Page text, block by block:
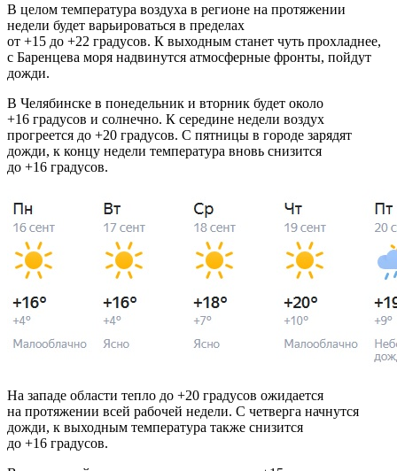
В целом температура воздуха в регионе на протяжении
недели будет варьироваться в пределах
от +15 до +22 градусов. К выходным станет чуть прохладнее,
с Баренцева моря надвинутся атмосферные фронты, пойдут
дожди.
В Челябинске в понедельник и вторник будет около
+16 градусов и солнечно. К середине недели воздух
прогреется до +20 градусов. С пятницы в городе зарядят
дожди, к концу недели температура вновь снизится
до +16 градусов.
На западе области тепло до +20 градусов ожидается
на протяжении всей рабочей недели. С четверга начнутся
дожди, к выходным температура также снизится
до +16 градусов.